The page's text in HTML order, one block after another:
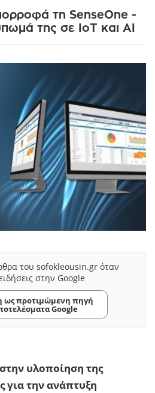
τη SenseOne -
της σε IoT και AI
του sofokleousin.gr όταν
στην Google
ως προτιμώμενη πηγή
Google
υλοποίηση της
για την ανάπτυξη